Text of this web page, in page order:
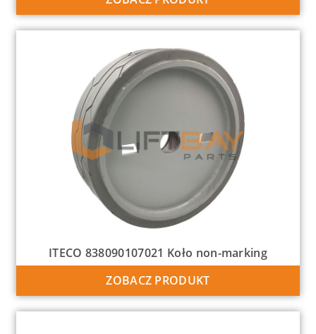
ITECO 838090107021 Koło non-marking
ZOBACZ PRODUKT